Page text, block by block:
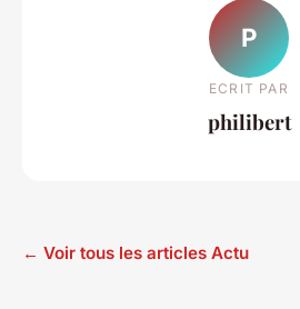
P
ECRIT PAR
philibert
← Voir tous les articles Actu